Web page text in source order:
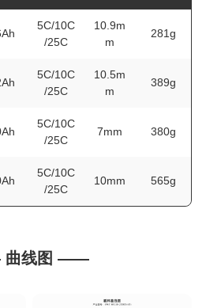
5C/10C
/25C
10.9m
m
281g
5C/10C
/25C
10.5m
m
389g
5C/10C
/25C
7mm 380g
5C/10C
/25C
10mm 565g
线图 ——